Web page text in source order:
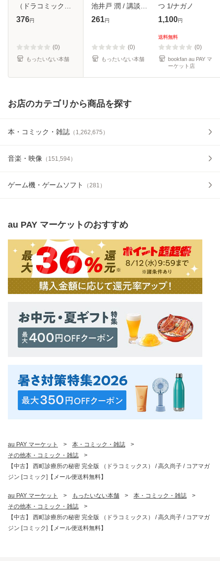
（ドラコミック
ス） / 高久尚子 /
料無料】
376円
(0)
もったいない本舗
池井戸 潤 / 講談社
[文庫]【メール便送
261円
(0)
もったいない本舗
つ 1/ナガノ
1,100円
送料無料
(0)
bookfan au PAY マ
ーケット店
お店のカテゴリから商品を探す
本・コミック・雑誌 （ 1,262,675 ）
音楽・映像 （ 151,594）
ゲーム機・ゲームソフト （281 ）
au PAY マーケットのおすすめ
au PAY マーケット > 本・コミック・雑誌
>
その他本・コミック・雑誌
>
【中古】 西町診療所の秘密 完全版 （ドラコミックス） / 高久尚子 / コアマガ
ジン [コミック]【メール便送料無料】
au PAY マーケット > もったいない本舗 > 本・コミック・雑誌
>
その他本・コミック・雑誌
>
【中古】 西町診療所の秘密 完全版 （ドラコミックス） / 高久尚子 / コアマガ
ジン [コミック]【メール便送料無料】